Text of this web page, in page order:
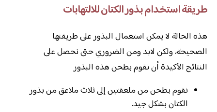
طريقة استخدام بذور الكتان للالتهابات
هذه الحالة لا يمكن استعمال البذور على طريقتها
الصحيحة، ولكن لابد ومن الضروري حتى نحصل على
النتائج الأكيدة أن نقوم بطحن هذه البذور
نقوم بطحن من ملعقتين إلى ثلاث ملاعق من بذور
الكتان بشكل جيد.